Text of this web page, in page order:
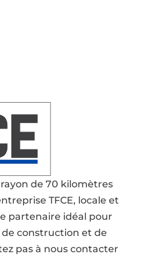
de 70 kilomètres
TFCE, locale et
partenaire idéal pour
construction et de
pas à nous contacter